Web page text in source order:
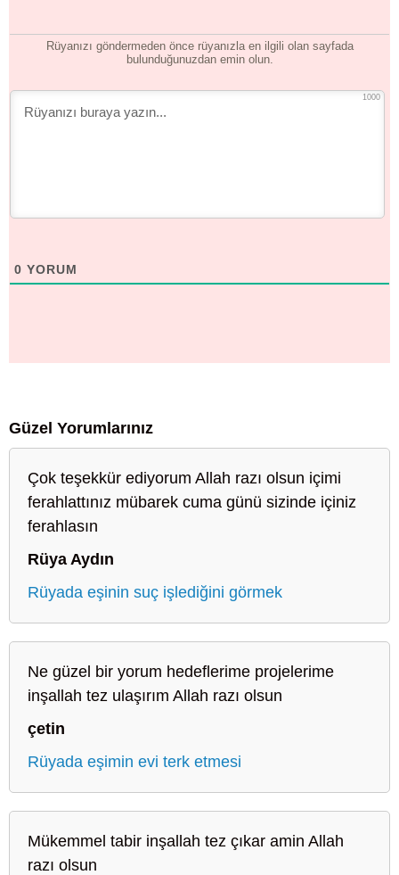
Rüyanızı göndermeden önce rüyanızla en ilgili olan sayfada
bulunduğunuzdan emin olun.
1000
0 YORUM
Güzel Yorumlarınız
Çok teşekkür ediyorum Allah razı olsun içimi
ferahlattınız mübarek cuma günü sizinde içiniz
ferahlasın
Rüya Aydın
Rüyada eşinin suç işlediğini görmek
Ne güzel bir yorum hedeflerime projelerime
inşallah tez ulaşırım Allah razı olsun
çetin
Rüyada eşimin evi terk etmesi
Mükemmel tabir inşallah tez çıkar amin Allah
razı olsun